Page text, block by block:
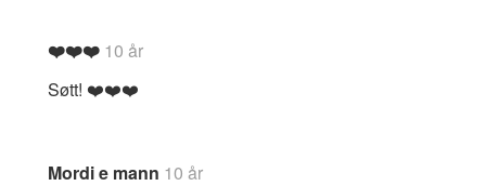
❤️❤️❤️ 10 år
Søtt! ❤️❤️❤️
Mordi e mann 10 år